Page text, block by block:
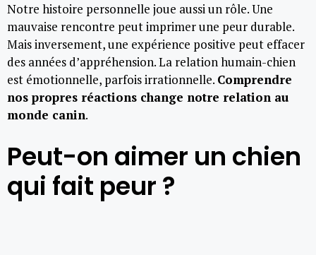
Notre histoire personnelle joue aussi un rôle. Une
mauvaise rencontre peut imprimer une peur durable.
Mais inversement, une expérience positive peut effacer
des années d’appréhension. La relation humain-chien
est émotionnelle, parfois irrationnelle. Comprendre
nos propres réactions change notre relation au
monde canin.
Peut-on aimer un chien
qui fait peur ?